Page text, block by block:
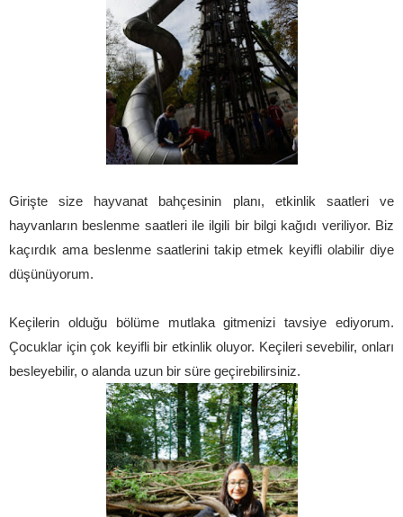
Girişte size hayvanat bahçesinin planı, etkinlik saatleri ve
hayvanların beslenme saatleri ile ilgili bir bilgi kağıdı veriliyor. Biz
kaçırdık ama beslenme saatlerini takip etmek keyifli olabilir diye
düşünüyorum.
Keçilerin olduğu bölüme mutlaka gitmenizi tavsiye ediyorum.
Çocuklar için çok keyifli bir etkinlik oluyor. Keçileri sevebilir, onları
besleyebilir, o alanda uzun bir süre geçirebilirsiniz.